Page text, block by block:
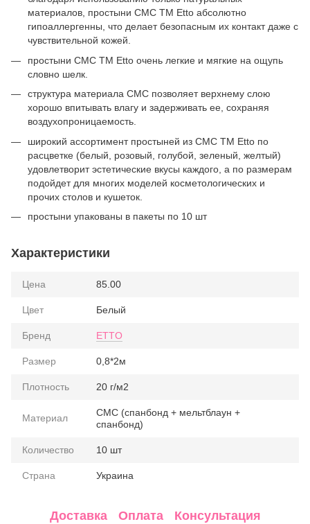
материалов, простыни СМС ТМ Etto абсолютно
гипоаллергенны, что делает безопасным их контакт даже с
чувствительной кожей.
простыни СМС ТМ Etto очень легкие и мягкие на ощупь
словно шелк.
структура материала СМС позволяет верхнему слою
хорошо впитывать влагу и задерживать ее, сохраняя
воздухопроницаемость.
широкий ассортимент простыней из СМС ТМ Etto по
расцветке (белый, розовый, голубой, зеленый, желтый)
удовлетворит эстетические вкусы каждого, а по размерам
подойдет для многих моделей косметологических и
прочих столов и кушеток.
простыни упакованы в пакеты по 10 шт
Характеристики
Цена 85.00
Цвет Белый
Бренд ETTO
Размер 0,8*2м
Плотность 20 г/м2
Материал
СМС (спанбонд + мельтблаун +
спанбонд)
Количество 10 шт
Страна Украина
Доставка Оплата Консультация